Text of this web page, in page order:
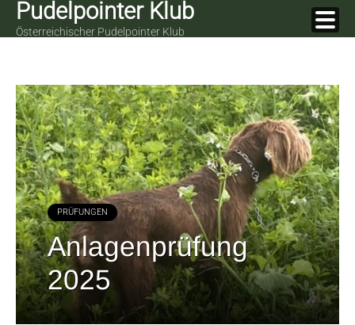
SkipPudelpointer Klub
Österreichischer Pudelpointer Klub
PRÜFUNGEN
Anlagenprüfung
2025